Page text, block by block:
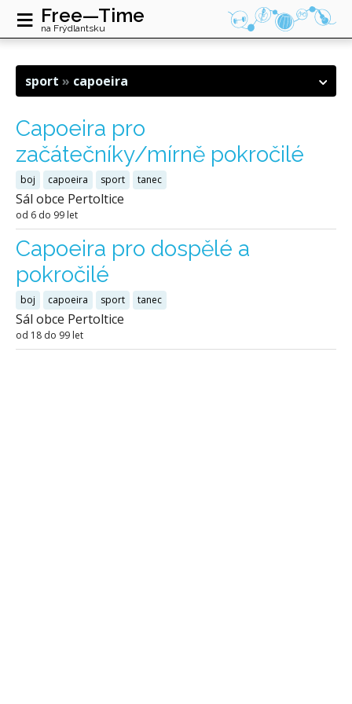
≡ Free—Time
na Frýdlantsku
sport capoeira
Capoeira pro
začátečníky/mírně pokročilé
boj capoeira sport tanec
Sál obce Pertoltice
od 6 do 99 let
Capoeira pro dospělé a
pokročilé
boj capoeira sport tanec
Sál obce Pertoltice
od 18 do 99 let